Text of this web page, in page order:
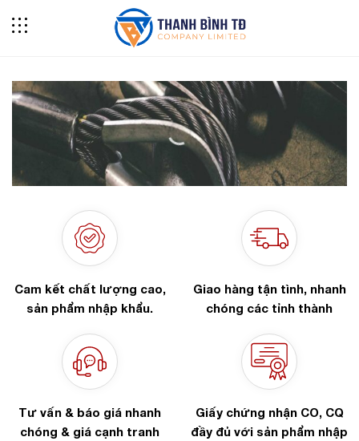
to
Cam kết chất lượng cao,
sản phẩm nhập khẩu.
Giao hàng tận tình, nhanh
chóng các tỉnh thành
Tư vấn & báo giá nhanh
chóng & giá cạnh tranh
Giấy chứng nhận CO, CQ
đầy đủ với sản phẩm nhập